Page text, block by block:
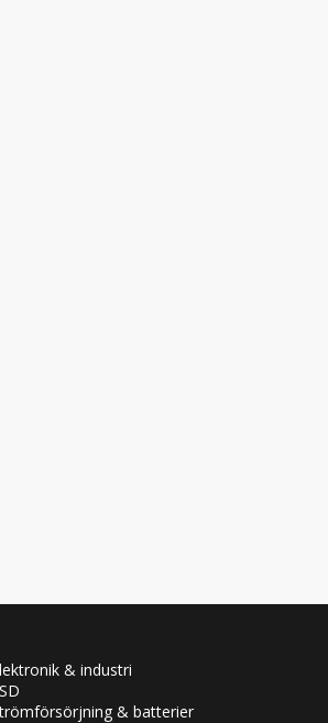
& industri
& batterier